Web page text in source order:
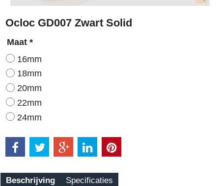
Ocloc GD007 Zwart Solid
Maat *
16mm
18mm
20mm
22mm
24mm
Beschrijving Specificaties